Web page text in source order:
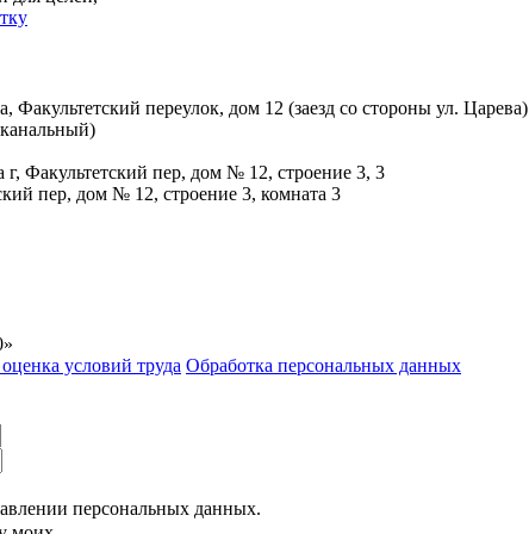
, Факультетский переулок, дом 12 (заезд со стороны ул. Царева)
г, Факультетский пер, дом № 12, строение 3, 3
пер, дом № 12, строение 3, комната 3
условий труда Обработка персональных данных
персональных данных.